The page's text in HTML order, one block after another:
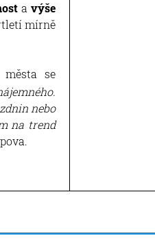
avýše
mírně
se
nebo
na trend